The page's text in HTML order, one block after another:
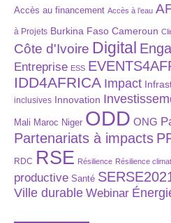
Accès au financement Accès à l’eau
à Projets Burkina Faso Cameroun
Côte d'Ivoire Digital
Entreprise ESS
IDD4AFRICA Impact
inclusives Innovation
Mali Maroc Niger ODD ONG
Partenariats à impacts
RDC RSE Résilience Résilience
productive Santé
Ville durable Webinar